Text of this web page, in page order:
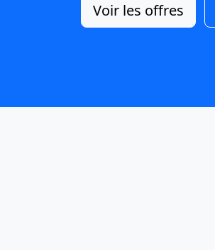
Voir les offres